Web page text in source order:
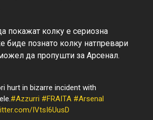
покажат колку е сериозна
биде познато колку натпревари
hurt in bizarre incident with
#Azzurri #FRAITA #Arsenal
IVtsI6UusD